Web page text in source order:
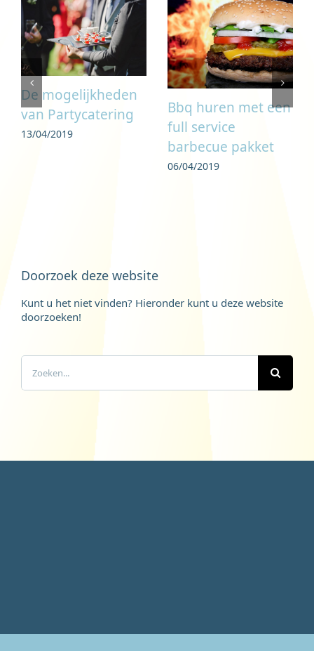
De mogelijkheden
van Partycatering
13/04/2019
Bbq huren met een
full service
barbecue pakket
06/04/2019
Doorzoek deze website
Kunt u het niet vinden? Hieronder kunt u deze website
doorzoeken!
Zoeken
naar: